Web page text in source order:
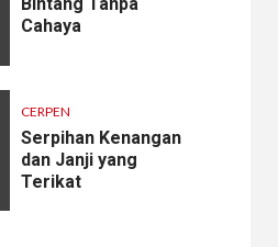
Cahaya
CERPEN
Serpihan Kenangan
dan Janji yang
Terikat